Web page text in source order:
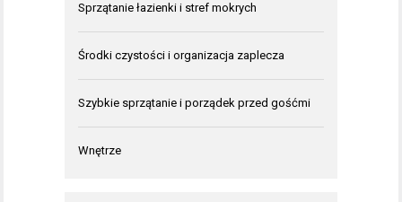
Sprzątanie łazienki i stref mokrych
Środki czystości i organizacja zaplecza
Szybkie sprzątanie i porządek przed gośćmi
Wnętrze